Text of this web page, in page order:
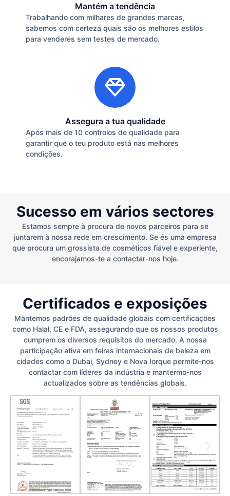
Mantém a tendência
Trabalhando com milhares de grandes marcas,
sabemos com certeza quais são os melhores estilos
para venderes sem testes de mercado.
Assegura a tua qualidade
Após mais de 10 controlos de qualidade para
garantir que o teu produto está nas melhores
condições.
Sucesso em vários sectores
Estamos sempre à procura de novos parceiros para se
juntarem à nossa rede em crescimento. Se és uma empresa
que procura um grossista de cosméticos fiável e experiente,
encorajamos-te a contactar-nos hoje.
Certificados e exposições
Mantemos padrões de qualidade globais com certificações
como Halal, CE e FDA, assegurando que os nossos produtos
cumprem os diversos requisitos do mercado. A nossa
participação ativa em feiras internacionais de beleza em
cidades como o Dubai, Sydney e Nova Iorque permite-nos
contactar com líderes da indústria e mantermo-nos
actualizados sobre as tendências globais.